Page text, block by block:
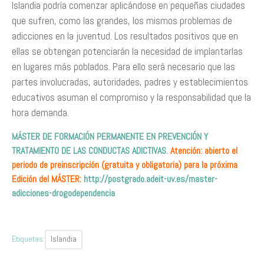
Islandia podría comenzar aplicándose en pequeñas ciudades
que sufren, como las grandes, los mismos problemas de
adicciones en la juventud. Los resultados positivos que en
ellas se obtengan potenciarán la necesidad de implantarlas
en lugares más poblados. Para ello será necesario que las
partes involucradas, autoridades, padres y establecimientos
educativos asuman el compromiso y la responsabilidad que la
hora demanda.
MÁSTER DE FORMACIÓN PERMANENTE EN PREVENCIÓN Y
TRATAMIENTO DE LAS CONDUCTAS ADICTIVAS.Atención: abierto el
periodo de preinscripción (gratuita y obligatoria) para la próxima
Edición del MÁSTER: http://postgrado.adeit-uv.es/master-
adicciones-drogodependencia
Etiquetas: Islandia